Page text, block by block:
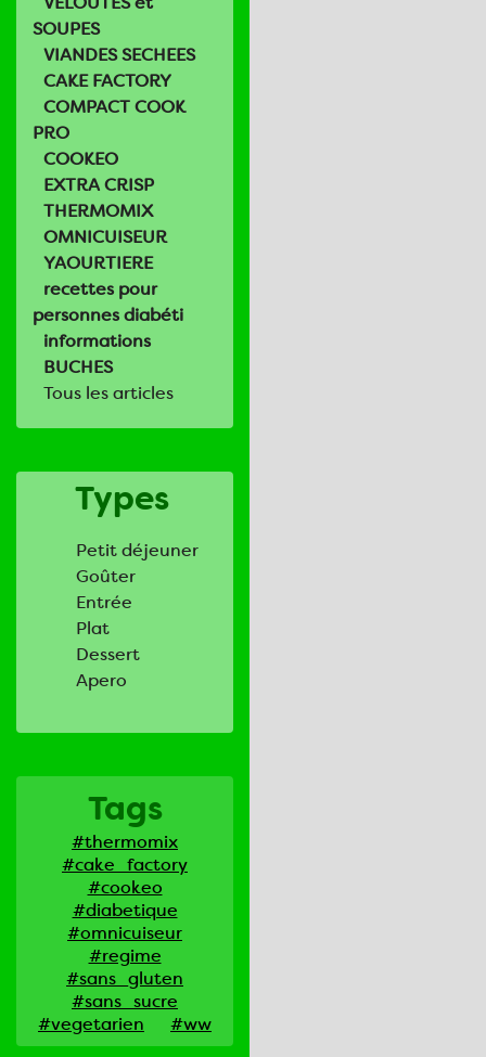
SOUPES
VIANDES SECHEES
CAKE FACTORY
COMPACT COOK
PRO
COOKEO
EXTRA CRISP
THERMOMIX
OMNICUISEUR
YAOURTIERE
recettes pour
personnes diabéti
informations
BUCHES
Tous les articles
Types
Petit déjeuner
Goûter
Entrée
Plat
Dessert
Apero
Tags
#thermomix
#cake_factory
#cookeo
#diabetique
#omnicuiseur
#regime
#sans_gluten
#sans_sucre
#vegetarien
#ww